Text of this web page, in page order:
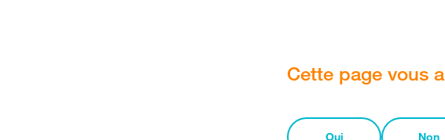
Cette page vous
Oui Non